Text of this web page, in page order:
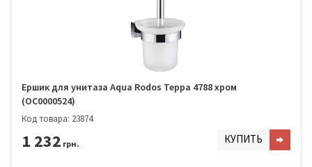
Ершик для унитаза Aqua Rodos Терра 4788 хром
(OC0000524)
Код товара: 23874
1 232 грн. КУПИТЬ